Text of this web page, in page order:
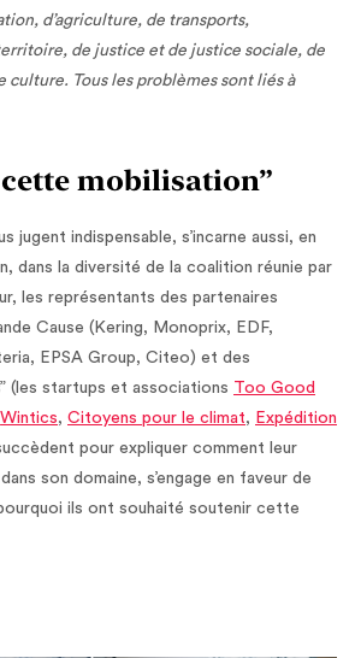
d’agriculture, de transports,
de justice et de justice sociale, de
culture. Tous les problèmes sont liés à
mobilisation”
jugent indispensable, s’incarne aussi, en
dans la diversité de la coalition réunie par
les représentants des partenaires
Cause (Kering, Monoprix, EDF,
EPSA Group, Citeo) et des
(les startups et associations Too Good
Wintics, Citoyens pour le climat, Expédition
pour expliquer comment leur
son domaine, s’engage en faveur de
ils ont souhaité soutenir cette